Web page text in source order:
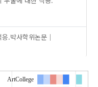
.박사학위논문
ArtCollege